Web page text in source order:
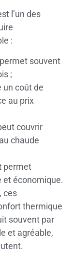
l’un des
:
permet souvent
;
un coût de
au prix
couvrir
chaude
permet
et économique.
ces
thermique
souvent par
et agréable,